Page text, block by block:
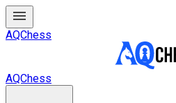
AQChess
AQChess